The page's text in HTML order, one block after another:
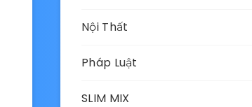
Nội Thất
Pháp Luật
SLIM MIX